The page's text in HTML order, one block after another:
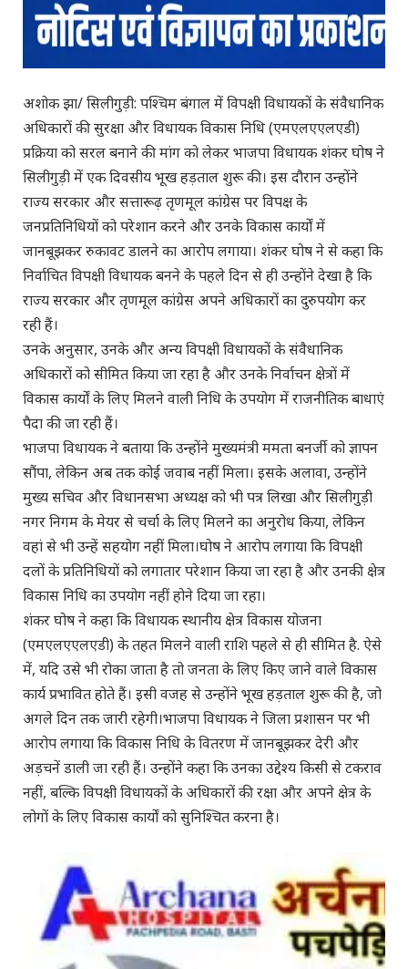
अशोक झा/ सिलीगुड़ी: पश्चिम बंगाल में विपक्षी विधायकों के संवैधानिक
अधिकारों की सुरक्षा और विधायक विकास निधि (एमएलएएलएडी)
प्रक्रिया को सरल बनाने की मांग को लेकर भाजपा विधायक शंकर घोष ने
सिलीगुड़ी में एक दिवसीय भूख हड़ताल शुरू की। इस दौरान उन्होंने
राज्य सरकार और सत्तारूढ़ तृणमूल कांग्रेस पर विपक्ष के
जनप्रतिनिधियों को परेशान करने और उनके विकास कार्यों में
जानबूझकर रुकावट डालने का आरोप लगाया। शंकर घोष ने से कहा कि
निर्वाचित विपक्षी विधायक बनने के पहले दिन से ही उन्होंने देखा है कि
राज्य सरकार और तृणमूल कांग्रेस अपने अधिकारों का दुरुपयोग कर
रही हैं।
उनके अनुसार, उनके और अन्य विपक्षी विधायकों के संवैधानिक
अधिकारों को सीमित किया जा रहा है और उनके निर्वाचन क्षेत्रों में
विकास कार्यों के लिए मिलने वाली निधि के उपयोग में राजनीतिक बाधाएं
पैदा की जा रही हैं।
भाजपा विधायक ने बताया कि उन्होंने मुख्यमंत्री ममता बनर्जी को ज्ञापन
सौंपा, लेकिन अब तक कोई जवाब नहीं मिला। इसके अलावा, उन्होंने
मुख्य सचिव और विधानसभा अध्यक्ष को भी पत्र लिखा और सिलीगुड़ी
नगर निगम के मेयर से चर्चा के लिए मिलने का अनुरोध किया, लेकिन
वहां से भी उन्हें सहयोग नहीं मिला।घोष ने आरोप लगाया कि विपक्षी
दलों के प्रतिनिधियों को लगातार परेशान किया जा रहा है और उनकी क्षेत्र
विकास निधि का उपयोग नहीं होने दिया जा रहा।
शंकर घोष ने कहा कि विधायक स्थानीय क्षेत्र विकास योजना
(एमएलएएलएडी) के तहत मिलने वाली राशि पहले से ही सीमित है. ऐसे
में, यदि उसे भी रोका जाता है तो जनता के लिए किए जाने वाले विकास
कार्य प्रभावित होते हैं। इसी वजह से उन्होंने भूख हड़ताल शुरू की है, जो
अगले दिन तक जारी रहेगी।भाजपा विधायक ने जिला प्रशासन पर भी
आरोप लगाया कि विकास निधि के वितरण में जानबूझकर देरी और
अड़चनें डाली जा रही हैं। उन्होंने कहा कि उनका उद्देश्य किसी से टकराव
नहीं, बल्कि विपक्षी विधायकों के अधिकारों की रक्षा और अपने क्षेत्र के
लोगों के लिए विकास कार्यों को सुनिश्चित करना है।